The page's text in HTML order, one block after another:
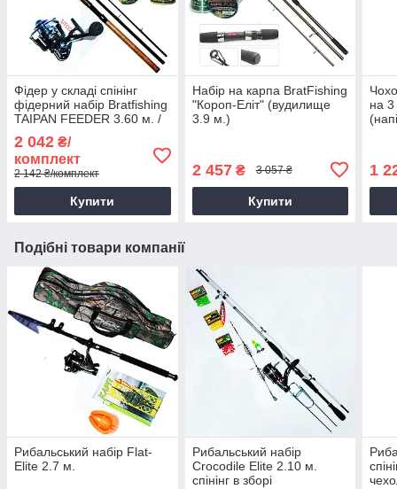
Фідер у складі спінінг
фідерний набір Bratfishing
TAIPAN FEEDER 3.60 м. /
2 042 ₴/
комплект
2 142 ₴/комплект
Купити
Набір на карпа BratFishing
"Короп-Еліт" (вудилище
3.9 м.)
2 457₴ 3 057 ₴
Купити
на 3
1
Подібні товари компанії
Рибальський набір Flat-
Elite 2.7 м.
Рибальський набір
Crocodile Elite 2.10 м.
спінінг в зборі